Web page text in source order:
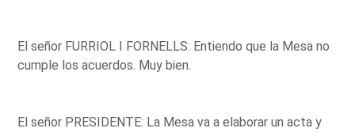
El señor FURRIOL I FORNELLS: Entiendo que la Mesa no
cumple los acuerdos. Muy bien.
El señor PRESIDENTE: La Mesa va a elaborar un acta y